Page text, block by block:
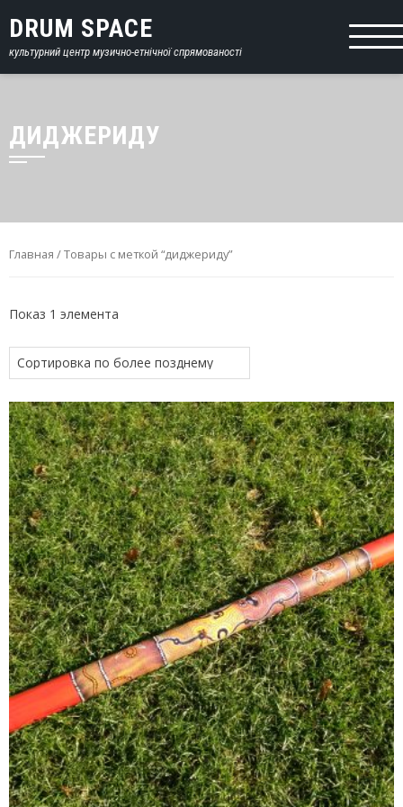
DRUM SPACE
культурний центр музично-етнічної спрямованості
ДИДЖЕРИДУ
Главная / Товары с меткой “диджериду”
Показ 1 элемента